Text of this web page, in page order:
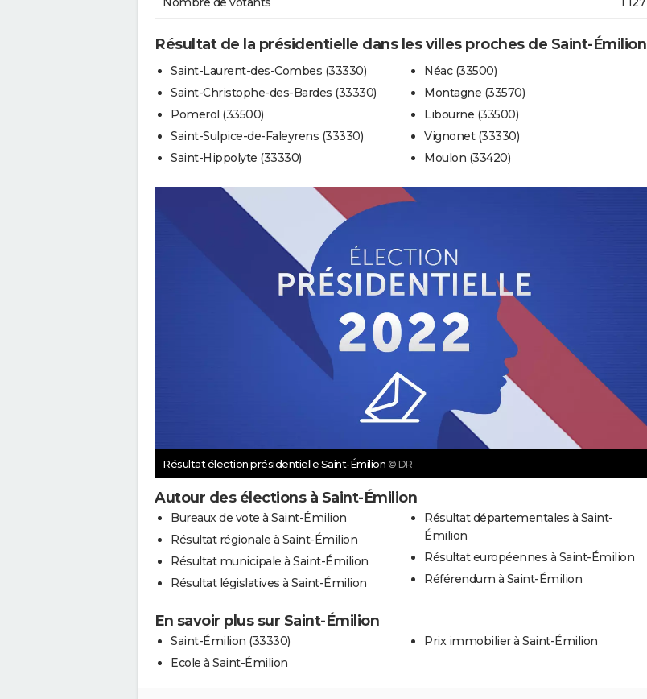
Résultat de la présidentielle dans les villes proches de Saint-Émilion
Saint-Laurent-des-Combes (33330)
Saint-Christophe-des-Bardes (33330)
Pomerol (33500)
Saint-Sulpice-de-Faleyrens (33330)
Saint-Hippolyte (33330)
Néac (33500)
Montagne (33570)
Libourne (33500)
Vignonet (33330)
Moulon (33420)
Résultat élection présidentielle Saint-Émilion © DR
Autour des élections à Saint-Émilion
Bureaux de vote à Saint-Émilion
Résultat régionale à Saint-Émilion
Résultat municipale à Saint-Émilion
Résultat législatives à Saint-Émilion
Résultat départementales à Saint-
Émilion
Résultat européennes à Saint-Émilion
Référendum à Saint-Émilion
En savoir plus sur Saint-Émilion
Saint-Émilion (33330)
Ecole à Saint-Émilion
Prix immobilier à Saint-Émilion